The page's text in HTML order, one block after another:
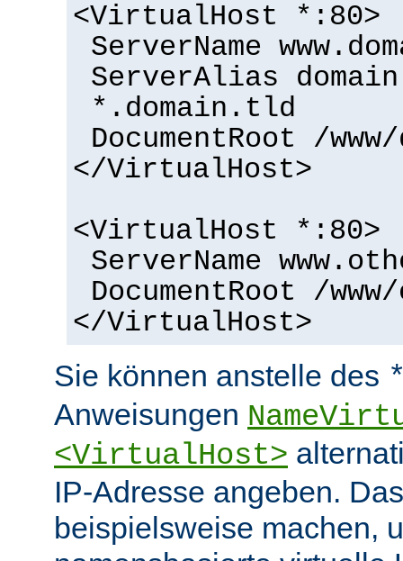
<VirtualHost *:80>
ServerName
ServerAlias
*.domain.tld
DocumentRoot /
</VirtualHost>
<VirtualHost *:80>
ServerName
DocumentRoot /
</VirtualHost>
Sie können anstelle des
Anweisungen
<VirtualHost>
IP-Adresse angeben.
beispielsweise machen,